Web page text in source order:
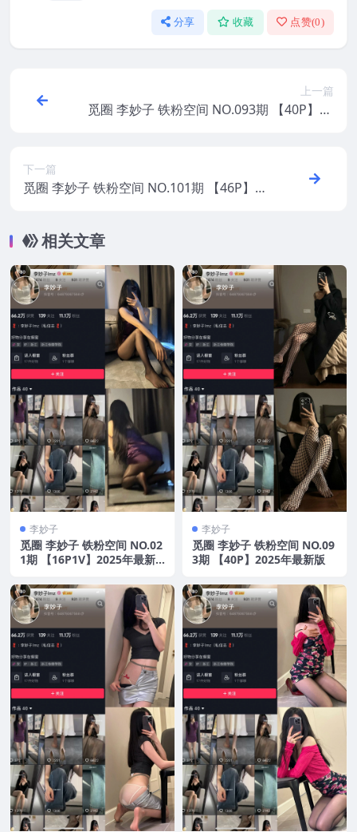
分享 收藏 点赞(0)
上一篇
觅圈 李妙子 铁粉空间 NO.093期 【40P】20
下一篇
觅圈 李妙子 铁粉空间 NO.101期 【46P】20
相关文章
李妙子
觅圈 李妙子 铁粉空间 NO.02
1期 【16P1V】2025年最新
李妙子
觅圈 李妙子 铁粉空间 NO.09
3期 【40P】2025年最新版